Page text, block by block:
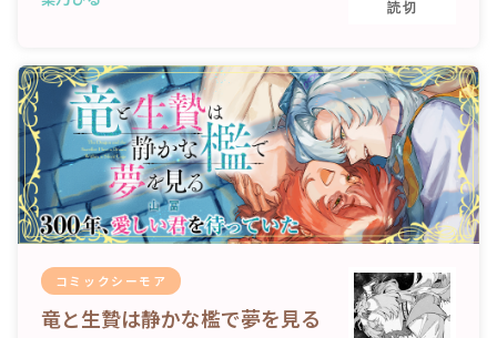
読切
コミックシーモア
竜と生贄は静かな檻で夢を見る